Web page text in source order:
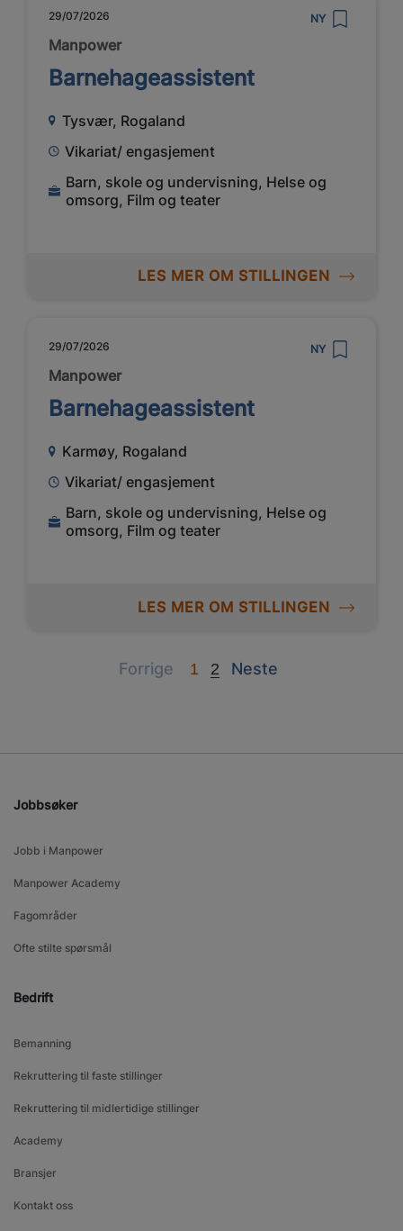
29/07/2026 NY
Manpower
Barnehageassistent
Tysvær, Rogaland
Vikariat/ engasjement
Barn, skole og undervisning, Helse og
omsorg, Film og teater
LES MER OM STILLINGEN
29/07/2026 NY
Manpower
Barnehageassistent
Karmøy, Rogaland
Vikariat/ engasjement
Barn, skole og undervisning, Helse og
omsorg, Film og teater
LES MER OM STILLINGEN
Forrige Previous
1 2 Neste
Next
Jobbsøker
Jobb i Manpower
Manpower Academy
Fagområder
Ofte stilte spørsmål
Bedrift
Bemanning
Rekruttering til faste stillinger
Rekruttering til midlertidige stillinger
Academy
Bransjer
Kontakt oss